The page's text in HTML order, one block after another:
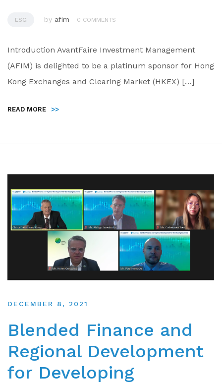
ESG by afim 0 COMMENTS
Introduction AvantFaire Investment Management
(AFIM) is delighted to be a platinum sponsor for Hong
Kong Exchanges and Clearing Market (HKEX) […]
READ MORE >>
DECEMBER 8, 2021
Blended Finance and
Regional Development
for Developing